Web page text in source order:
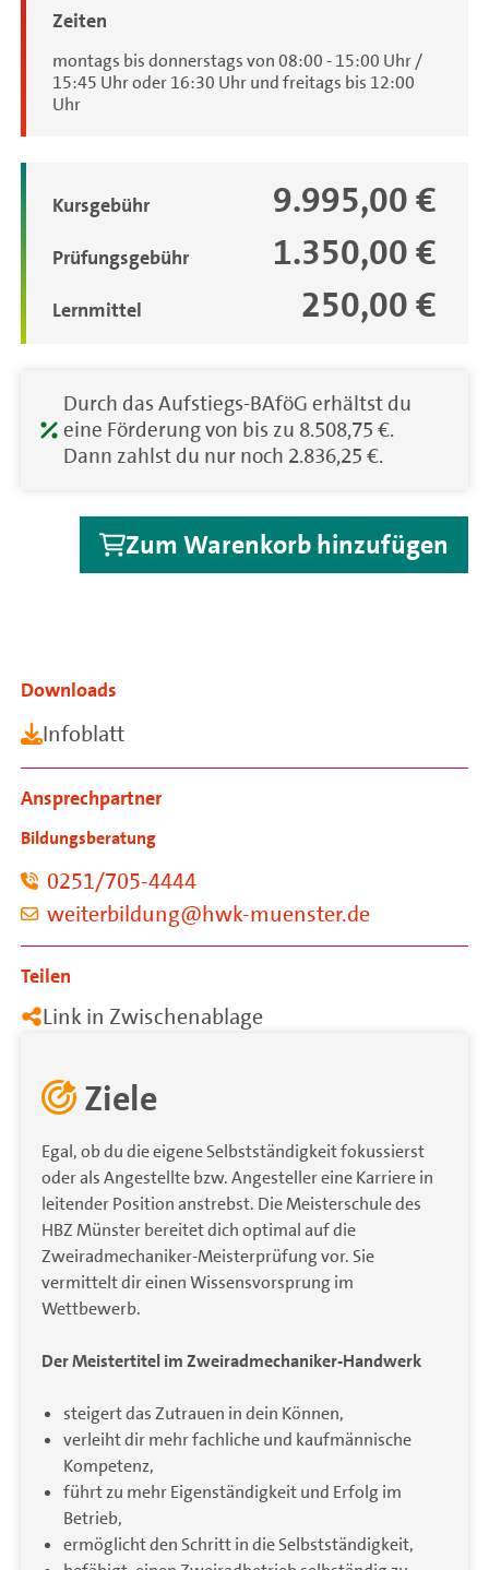
Zeiten
montags bis donnerstags von 08:00 - 15:00 Uhr /
15:45 Uhr oder 16:30 Uhr und freitags bis 12:00
Uhr
Gebühren
Kursgebühr 9.995,00 €
Prüfungsgebühr 1.350,00 €
Lernmittel 250,00 €
Durch das Aufstiegs-BAföG erhältst du
eine Förderung von bis zu 8.508,75 €.
Dann zahlst du nur noch 2.836,25 €.
Zum Warenkorb hinzufügen
Downloads
Infoblatt
Ansprechpartner
Bildungsberatung
0251/705-4444
weiterbildung@hwk-muenster.de
Teilen
Link in Zwischenablage
Ziele
Egal, ob du die eigene Selbstständigkeit fokussierst
oder als Angestellte bzw. Angesteller eine Karriere in
leitender Position anstrebst. Die Meisterschule des
HBZ Münster bereitet dich optimal auf die
Zweiradmechaniker-Meisterprüfung vor. Sie
vermittelt dir einen Wissensvorsprung im
Wettbewerb.
Der Meistertitel im Zweiradmechaniker-Handwerk
steigert das Zutrauen in dein Können,
verleiht dir mehr fachliche und kaufmännische
Kompetenz,
führt zu mehr Eigenständigkeit und Erfolg im
Betrieb,
ermöglicht den Schritt in die Selbstständigkeit,